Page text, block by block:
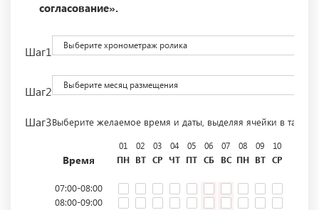
согласование».
Шаг1 Выберите хронометраж ролика
Шаг2 Выберите месяц размещения
Шаг3Выберите желаемое время и даты, выделяя ячейки в
Время
01
ПН
02
ВТ
03
СР
04
ЧТ
05
ПТ
06
СБ
07
ВС
08
ПН
09
ВТ
10
СР
07:00-08:00
08:00-09:00